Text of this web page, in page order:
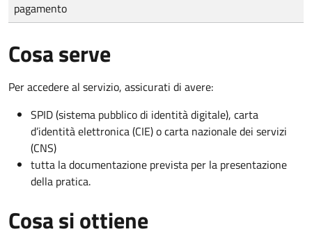
pagamento
Cosa serve
Per accedere al servizio, assicurati di avere:
SPID (sistema pubblico di identità digitale), carta
d’identità elettronica (CIE) o carta nazionale dei servizi
(CNS)
tutta la documentazione prevista per la presentazione
della pratica.
Cosa si ottiene